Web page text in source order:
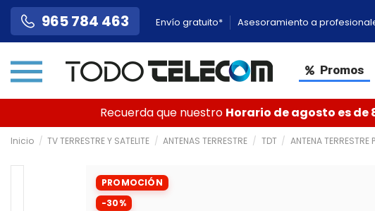
965 784 463 Envío gratuito* Asesoramiento a
Promos
Recuerda que nuestro Horario de agosto es de
Inicio TV TERRESTRE Y SATELITE ANTENAS TERRESTRE TDT ANTENA TERRESTRE
PROMOCIÓN
-30%